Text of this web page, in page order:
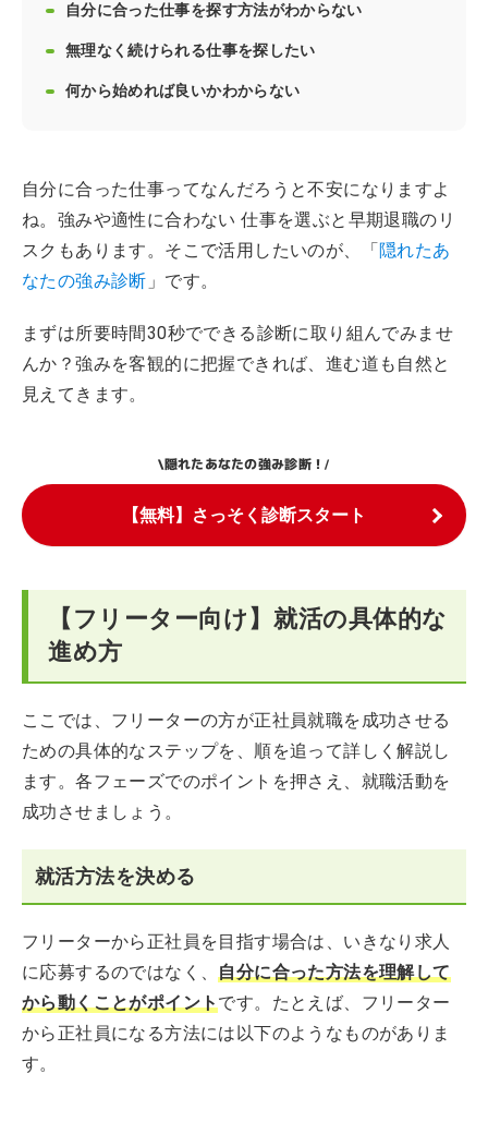
自分に合った仕事を探す方法がわからない
無理なく続けられる仕事を探したい
何から始めれば良いかわからない
自分に合った仕事ってなんだろうと不安になりますよ
ね。強みや適性に合わない 仕事を選ぶと早期退職のリ
スクもあります。そこで活用したいのが、「隠れたあ
なたの強み診断 」です。
まずは所要時間30秒でできる診断に取り組んでみませ
んか？強みを客観的に把握できれば、進む道も自然と
見えてきます。
\隠れたあなたの強み診断！/
【無料】さっそく診断スタート
【フリーター向け】就活の具体的な
進め方
ここでは、フリーターの方が正社員就職を成功させる
ための具体的なステップを、順を追って詳しく解説し
ます。各フェーズでのポイントを押さえ、就職活動を
成功させましょう。
就活方法を決める
フリーターから正社員を目指す場合は、いきなり求人
に応募するのではなく、自分に合った方法を理解して
から動くことがポイントです。たとえば、フリーター
から正社員になる方法には以下のようなものがありま
す。